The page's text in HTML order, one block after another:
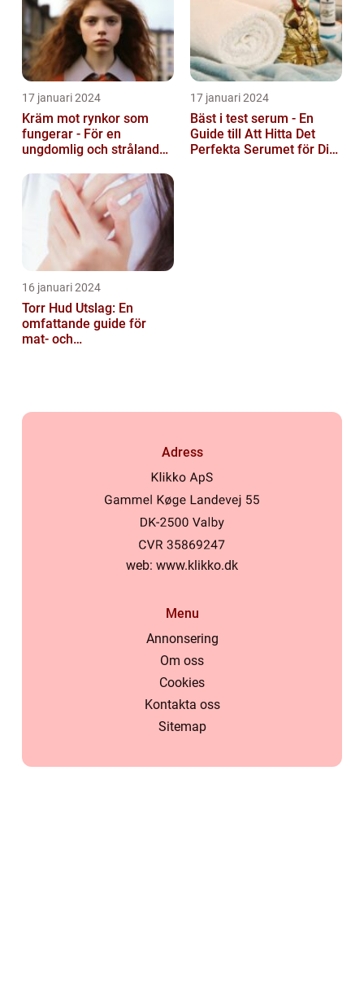
17 januari 2024
Kräm mot rynkor som
fungerar - För en
ungdomlig och strålande
17 januari 2024
Bäst i test serum - En
Guide till Att Hitta Det
Perfekta Serumet för Din
16 januari 2024
Torr Hud Utslag: En
omfattande guide för
mat- och
Adress
web: www.klikko.dk
Menu
Annonsering
Om oss
Cookies
Kontakta oss
Sitemap